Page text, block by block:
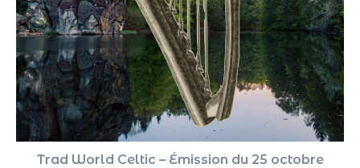
Trad World Celtic – Émission du 25 octobre